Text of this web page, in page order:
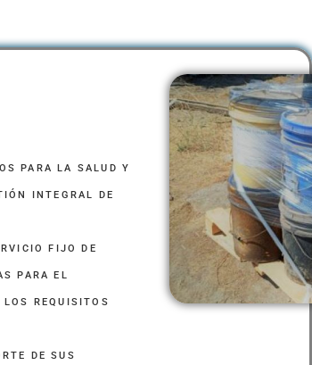
PARA LA SALUD Y
INTEGRAL DE
FIJO DE
PARA EL
REQUISITOS
DE SUS